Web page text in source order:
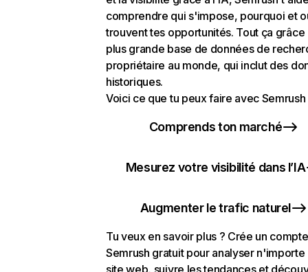
comprendre qui s'impose, pourquoi et
trouvent tes opportunités. Tout ça grâce
plus grande base de données de
propriétaire au monde, qui inclut des
historiques.
Voici ce que tu peux faire avec Semrush
Comprends ton marché
Mesurez votre visibilité dans l’IA
Augmenter le trafic naturel
Tu veux en savoir plus ? Crée un compte
Semrush gratuit pour analyser n'importe
site web, suivre les tendances et